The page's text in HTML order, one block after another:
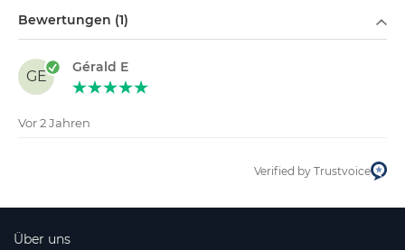
Bewertungen (1)
GE
Gérald E
Vor 2 Jahren
Verified by Trustvoice
Über uns